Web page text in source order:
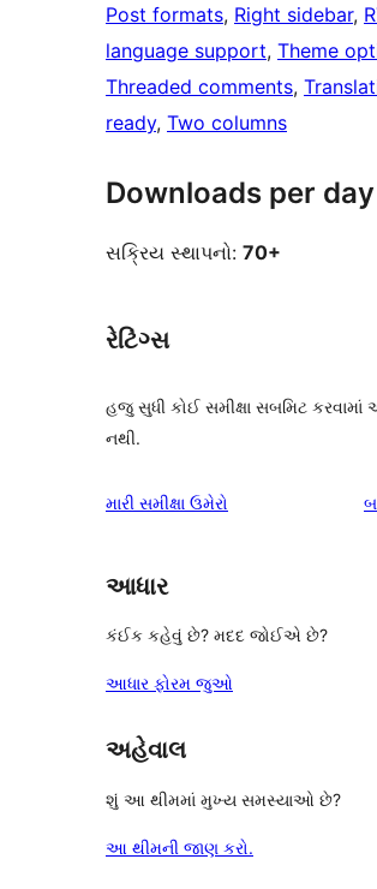
Post formats, Right sidebar,
language support, Theme
Threaded comments,
ready, Two columns
Downloads per day
સક્રિય સ્થાપનો: 70+
રેટિંગ્સ
હજુ સુધી કોઈ સમીક્ષા સબમિટ કરવામાં
નથી.
મારી સમીક્ષા ઉમેરો
આધાર
કંઈક કહેવું છે? મદદ જોઈએ છે?
આધાર ફોરમ જુઓ
અહેવાલ
શું આ થીમમાં મુખ્ય સમસ્યાઓ છે?
આ થીમની જાણ કરો.